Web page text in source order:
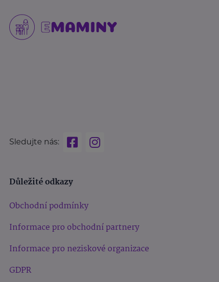
Sledujte nás:
Důležité odkazy
Obchodní podmínky
Informace pro obchodní partnery
Informace pro neziskové organizace
GDPR